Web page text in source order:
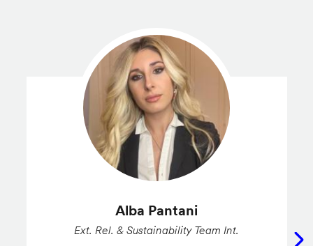
Alba Pantani
Ext. Rel. & Sustainability Team Int.